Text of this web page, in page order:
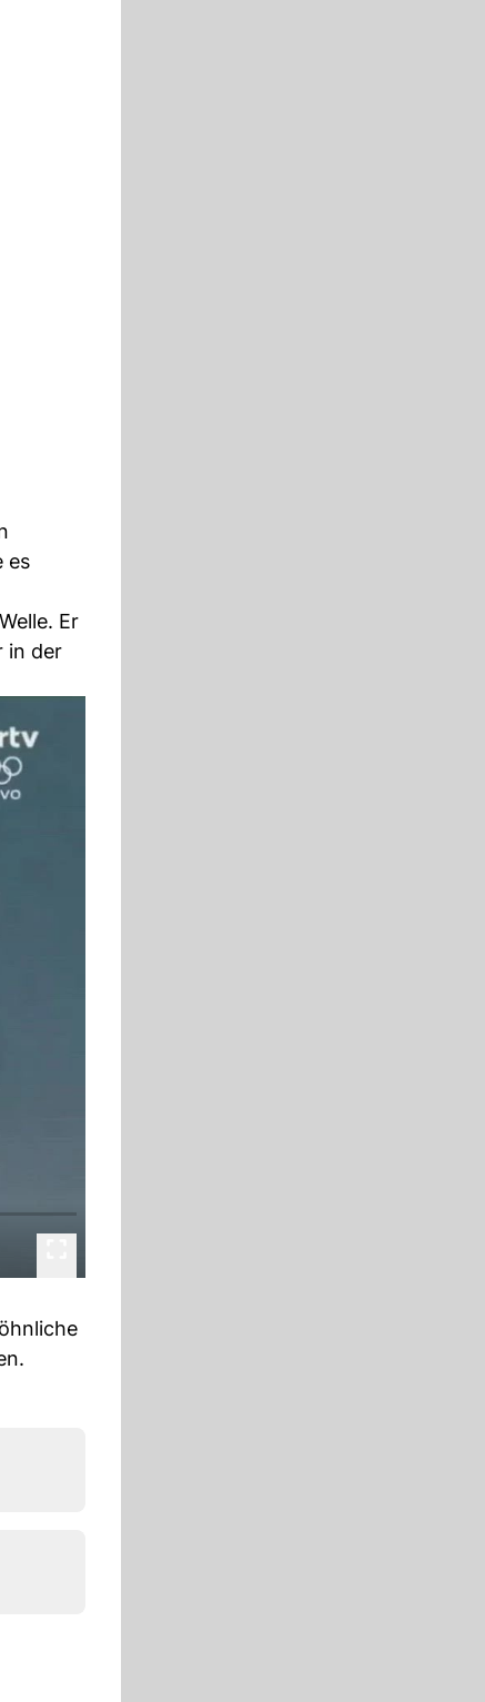
es
Er
in der